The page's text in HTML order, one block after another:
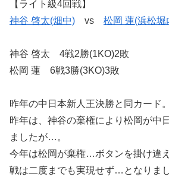
【ライト級4回戦】
神谷 啓太(畑中) vs 松岡 蓮(浜松堀
神谷 啓太 4戦2勝(1KO)2敗
松岡 蓮 6戦3勝(3KO)3敗
昨年の中日本新人王決勝と同カード。
昨年は、神谷の棄権により松岡が中
ましたが…。
今年は松岡が棄権…ボタンを掛け違
戦は二度までも実現せず…となりまし